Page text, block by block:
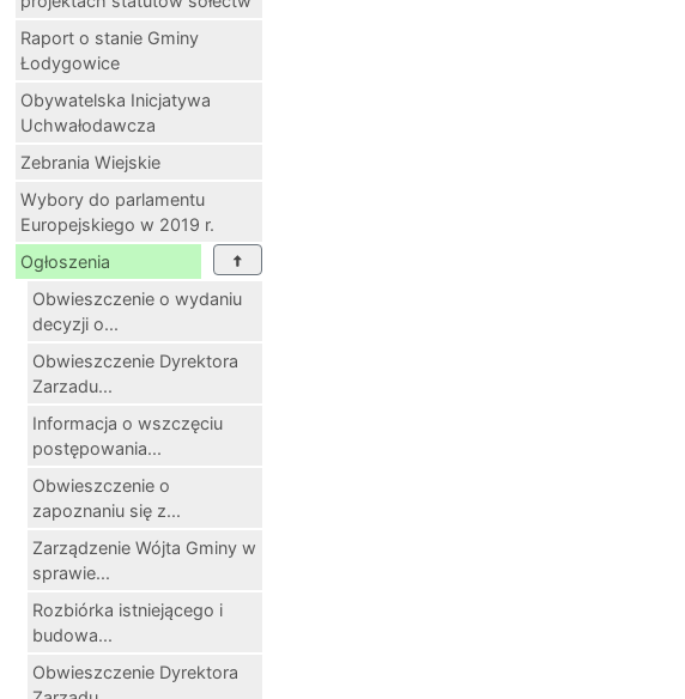
Raport o stanie Gminy
Łodygowice
Obywatelska Inicjatywa
Uchwałodawcza
Zebrania Wiejskie
Wybory do parlamentu
Europejskiego w 2019 r.
Ogłoszenia
Obwieszczenie o wydaniu
decyzji o...
Obwieszczenie Dyrektora
Zarzadu...
Informacja o wszczęciu
postępowania...
Obwieszczenie o
zapoznaniu się z...
Zarządzenie Wójta Gminy w
sprawie...
Rozbiórka istniejącego i
budowa...
Obwieszczenie Dyrektora